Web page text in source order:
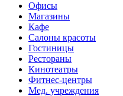
Офисы
Магазины
Кафе
Салоны красоты
Гостиницы
Рестораны
Кинотеатры
Фитнес-центры
Мед. учреждения